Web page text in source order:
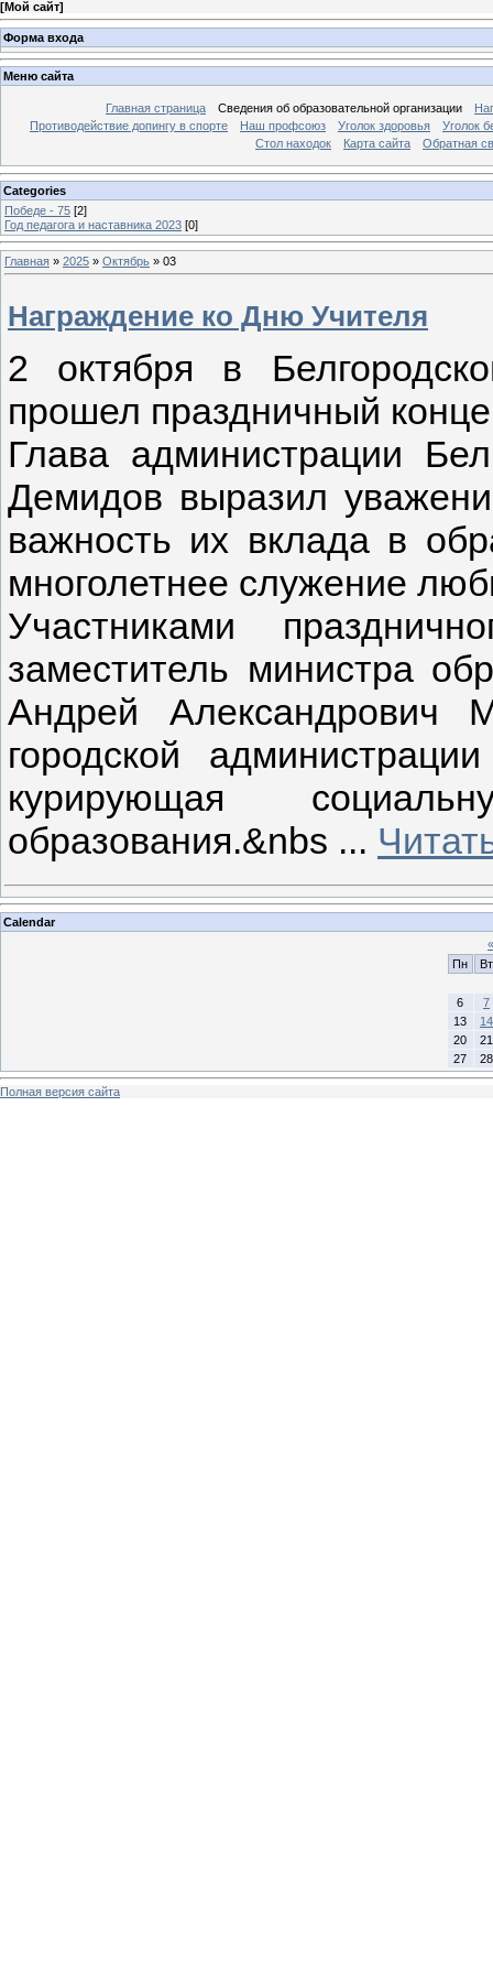
[Мой сайт]
Форма входа
Меню сайта
Главная страница Сведения об образовательной организации
Противодействие допингу в спорте
Наш профсоюз Уголок здоровья
Уголок
Стол находок
Карта сайта Обратная
Categories
Победе - 75 [2]
Год педагога и наставника 2023 [0]
Главная » 2025 » Октябрь » 03
Награждение ко Дню Учителя
2 октября в
прошел праздничный
Глава администрации
Демидов выразил
важность их вклада в
многолетнее служение
Участниками
заместитель министра
Андрей Александрович
городской
курирующая
образования.&nbs ...
Calendar
«
Пн
Вт
6
7
13
14
20
21
27
28
Полная версия сайта